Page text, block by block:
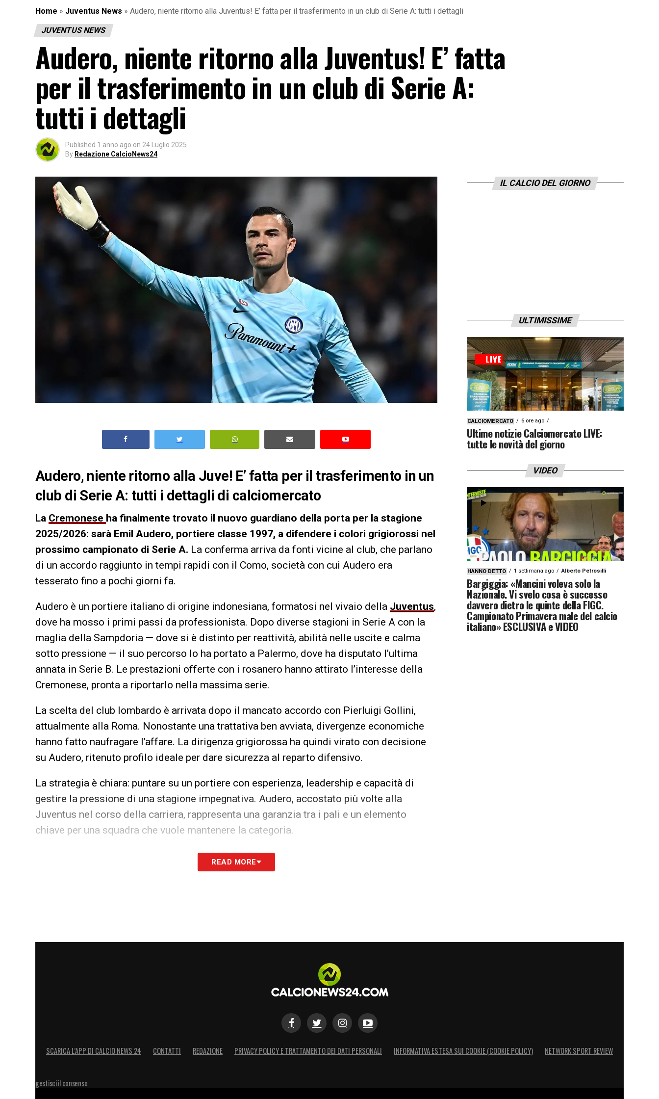
Home » Juventus News » Audero, niente ritorno alla Juventus! E’ fatta per il trasferimento in un club di Serie A: tutti i dettagli
JUVENTUS NEWS
Audero, niente ritorno alla Juventus! E’ fatta
per il trasferimento in un club di Serie A:
tutti i dettagli
Published 1 anno ago on 24 Luglio 2025
By Redazione CalcioNews24
Audero, niente ritorno alla Juve! E’ fatta per il trasferimento in un
club di Serie A: tutti i dettagli di calciomercato
La Cremonese ha finalmente trovato il nuovo guardiano della porta per la stagione
2025/2026: sarà Emil Audero, portiere classe 1997, a difendere i colori grigiorossi nel
prossimo campionato di Serie A. La conferma arriva da fonti vicine al club, che parlano
di un accordo raggiunto in tempi rapidi con il Como, società con cui Audero era
tesserato fino a pochi giorni fa.
Audero è un portiere italiano di origine indonesiana, formatosi nel vivaio della Juventus,
dove ha mosso i primi passi da professionista. Dopo diverse stagioni in Serie A con la
maglia della Sampdoria — dove si è distinto per reattività, abilità nelle uscite e calma
sotto pressione — il suo percorso lo ha portato a Palermo, dove ha disputato l’ultima
annata in Serie B. Le prestazioni offerte con i rosanero hanno attirato l’interesse della
Cremonese, pronta a riportarlo nella massima serie.
La scelta del club lombardo è arrivata dopo il mancato accordo con Pierluigi Gollini,
attualmente alla Roma. Nonostante una trattativa ben avviata, divergenze economiche
hanno fatto naufragare l’affare. La dirigenza grigiorossa ha quindi virato con decisione
su Audero, ritenuto profilo ideale per dare sicurezza al reparto difensivo.
La strategia è chiara: puntare su un portiere con esperienza, leadership e capacità di
gestire la pressione di una stagione impegnativa. Audero, accostato più volte alla
Juventus nel corso della carriera, rappresenta una garanzia tra i pali e un elemento
chiave per una squadra che vuole mantenere la categoria.
LA PLAYLIST DELLE NOSTRE TOP NEWSREAD MORE
IL CALCIO DEL GIORNO
ULTIMISSIME
CALCIOMERCATO 6 ore ago
Ultime notizie Calciomercato LIVE:
tutte le novità del giorno
VIDEO
HANNO DETTO 1 settimana ago Alberto Petrosilli
Bargiggia: «Mancini voleva solo la
Nazionale. Vi svelo cosa è successo
davvero dietro le quinte della FIGC.
Campionato Primavera male del calcio
italiano» ESCLUSIVA e VIDEO
SCARICA L’APP DI CALCIO NEWS 24 CONTATTI REDAZIONE PRIVACY POLICY E TRATTAMENTO DEI DATI PERSONALI INFORMATIVA ESTESA SUI COOKIE (COOKIE POLICY) NETWORK SPORT REVIEW
gestisci il consenso